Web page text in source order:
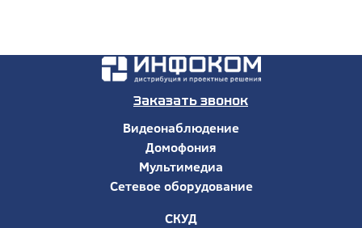
Заказать звонок
Видеонаблюдение
Домофония
Мультимедиа
Сетевое оборудование
СКУД